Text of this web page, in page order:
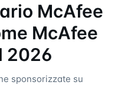
McAfee
McAfee
2026
sponsorizzate su